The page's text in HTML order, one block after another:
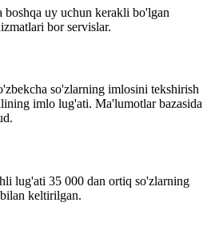
uy uchun kerakli bo'lgan
bor servislar.
so'zlarning imlosini tekshirish
imlo lug'ati. Ma'lumotlar bazasida
lug'ati 35 000 dan ortiq so'zlarning
keltirilgan.